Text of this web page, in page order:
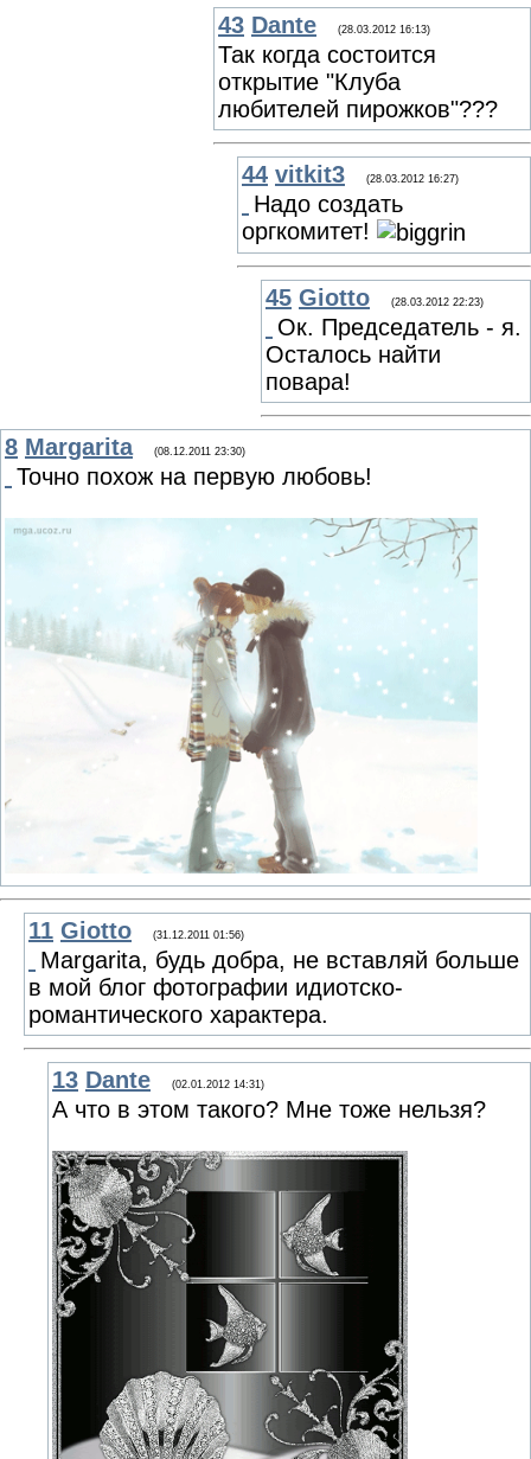
43 Dante (28.03.2012 16:13)
Так когда состоится
открытие "Клуба
любителей пирожков"???
44 vitkit3 (28.03.2012 16:27)
Надо создать
оргкомитет!
45 Giotto (28.03.2012 22:23)
Ок. Председатель - я.
Осталось найти
повара!
8 Margarita (08.12.2011 23:30)
Точно похож на первую любовь!
11 Giotto (31.12.2011 01:56)
Margarita, будь добра, не вставляй больше
в мой блог фотографии идиотско-
романтического характера.
13 Dante (02.01.2012 14:31)
А что в этом такого? Мне тоже нельзя?